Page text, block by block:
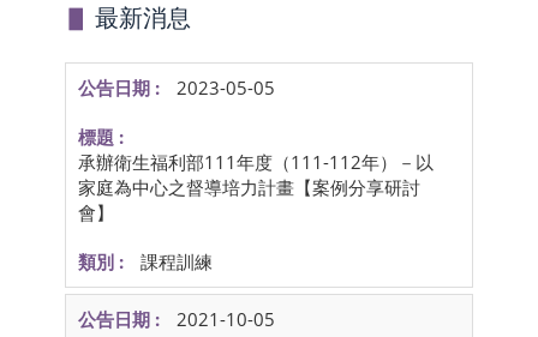
▋ 最新消息
2023-05-05
承辦衛生福利部111年度（111-112年）－以
家庭為中心之督導培力計畫【案例分享研討
會】
課程訓練
2021-10-05